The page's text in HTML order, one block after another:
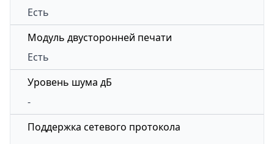
Есть
Модуль двусторонней печати
Есть
Уровень шума дБ
-
Поддержка сетевого протокола